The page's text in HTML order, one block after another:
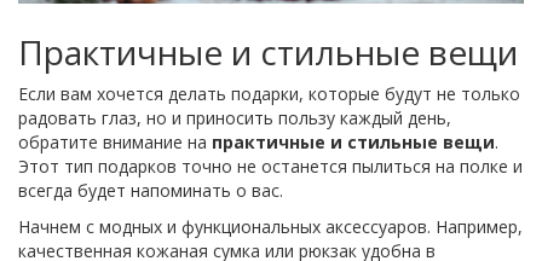
Практичные и стильные вещи
Если вам хочется делать подарки, которые будут не только
радовать глаз, но и приносить пользу каждый день,
обратите внимание на практичные и стильные вещи.
Этот тип подарков точно не останется пылиться на полке и
всегда будет напоминать о вас.
Начнем с модных и функциональных аксессуаров. Например,
качественная кожаная сумка или рюкзак удобна в